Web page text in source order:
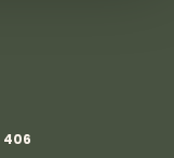
406